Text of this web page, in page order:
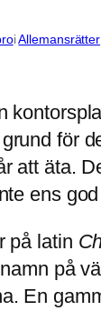
iAllemansrätter
för
att äta.
ens
på latin
på
En